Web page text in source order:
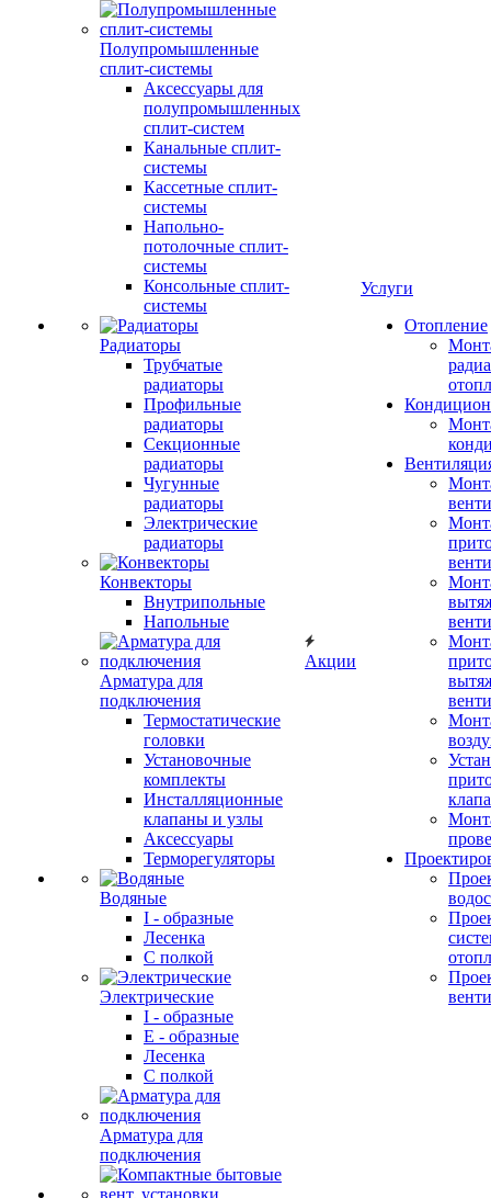
Полупромышленные
сплит-системы
Аксессуары для
полупромышленных
сплит-систем
Канальные сплит-
системы
Кассетные сплит-
системы
Напольно-
потолочные сплит-
системы
Консольные сплит-
системы
Радиаторы
Трубчатые
радиаторы
Профильные
радиаторы
Секционные
радиаторы
Чугунные
радиаторы
Электрические
радиаторы
Конвекторы
Внутрипольные
Напольные
Арматура для
подключения
Термостатические
головки
Установочные
комплекты
Инсталляционные
клапаны и узлы
Аксессуары
Терморегуляторы
Водяные
I - образные
Лесенка
С полкой
Электрические
I - образные
E - образные
Лесенка
С полкой
Арматура для
подключения
Акции
Услуги
Отопление